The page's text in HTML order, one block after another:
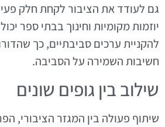
גם לעודד את הציבור לקחת חלק
יוזמות מקומיות וחינוך בבתי ספר
להקניית ערכים סביבתיים, כך
חשיבות השמירה על הסביבה.
שילוב בין גופים שונים
שיתוף פעולה בין המגזר הציבורי,